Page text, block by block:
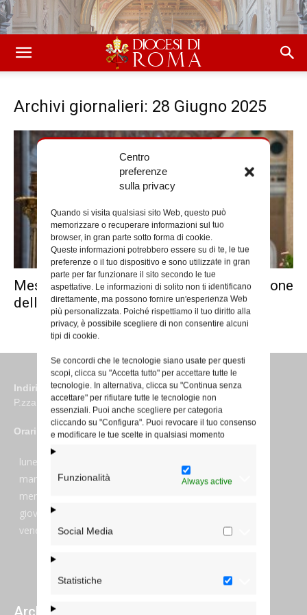
Centro
preferenze
sulla privacy
Quando si visita qualsiasi sito Web, questo può
memorizzare o recuperare informazioni sul tuo
browser, in gran parte sotto forma di cookie.
Queste informazioni potrebbero essere su di te, le tue
preferenze o il tuo dispositivo e sono utilizzate in gran
parte per far funzionare il sito secondo le tue
aspettative. Le informazioni di solito non ti identificano
direttamente, ma possono fornire un'esperienza Web
più personalizzata. Poiché rispettiamo il tuo diritto alla
privacy, è possibile scegliere di non consentire alcuni
tipi di cookie.
Se concordi che le tecnologie siano usate per questi
scopi, clicca su "Accetta tutto" per accettare tutte le
tecnologie. In alternativa, clicca su "Continua senza
accettare" per rifiutare tutte le tecnologie non
essenziali. Puoi anche scegliere per categoria
cliccando su "Configura". Puoi revocare il tuo consenso
e modificare le tue scelte in qualsiasi momento
Funzionalità Always active
Social Media
Statistiche
Archivi giornalieri: 28 Giugno 2025
Messaggio del cardinale Reina in occasione
della solennità dei Santi Pietro...
Indirizzo
P.zza S. Giovanni in Laterano 6 00184 Roma
Orari
lunedi:
martedi:
7:45–13:15 e 14:00-17:30
mercoledi:
giovedi:
venerdi:
7:45–13:45